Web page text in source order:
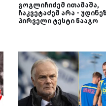
გოგლიჩიძემ ითამაშა,
ჩაკვეტაძემ არა -
პირველი ტესტი წააგო